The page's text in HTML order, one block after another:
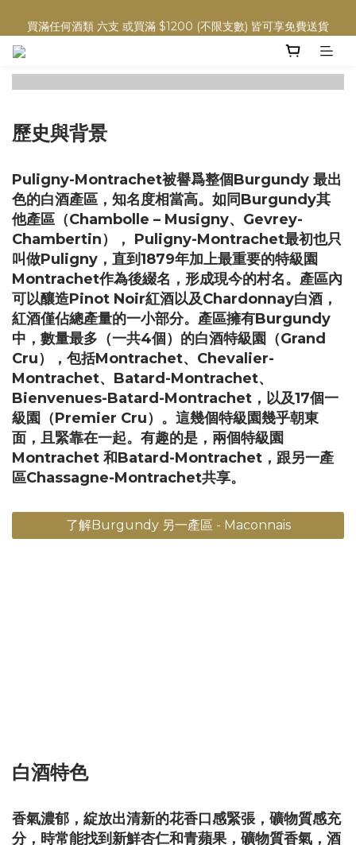
買滿任何酒類 六支 或買滿 $1200 (不限支數) 皆可享免費送貨
買滿任何酒類 六支 或買滿 $1200 (不限支數) 皆可享免費送貨
Wedding Wine 婚宴酒試酒服務
買滿任何酒類 六支 或買滿 $1200 (不限支數) 皆可享免費送貨
歷史與背景
Puligny-Montrachet被譽爲整個Burgundy 最出
色的白酒產區，知名度相當高。如同Burgundy其
他產區（Chambolle – Musigny、Gevrey-
Chambertin）， Puligny-Montrachet最初也只
叫做Puligny，直到1879年加上最重要的特級園
Montrachet作為後綴名，形成現今的村名。產區內
可以釀造Pinot Noir紅酒以及Chardonnay白酒，
紅酒僅佔總產量的一小部分。產區擁有Burgundy
中，數量最多（一共4個）的白酒特級園（Grand
Cru），包括Montrachet、Chevalier-
Montrachet、Batard-Montrachet、
Bienvenues-Batard-Montrachet，以及17個一
級園（Premier Cru）。這幾個特級園幾乎朝東
面，且緊靠在一起。有趣的是，兩個特級園
Montrachet 和Batard-Montrachet，跟另一產
區Chassagne-Montrachet共享。
了解Burgundy 另一產區 - Maconnais
白酒特色
香氣濃郁，綻放出清新的花香口感緊張，礦物質感充
分，時常能找到新鮮杏仁和青蘋果，礦物質香氣，酒